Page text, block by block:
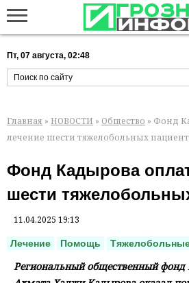
Пт, 07 августа, 02:48
Главная » НОВОСТИ » Общество » Фонд
лечение шести тяжелобольных
Фонд Кадырова
шести
11.04.2025 19:13
Лечение Помощь
Региональный общественный фонд